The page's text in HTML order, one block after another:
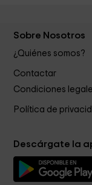
Sobre Nosotros
¿Quiénes somos?
Contactar
Condiciones
Política de
Descárgate la